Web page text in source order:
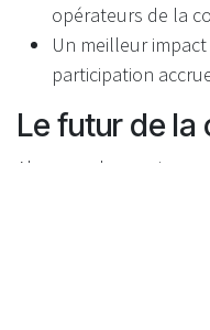
opérateurs de la
Un meilleur
participation
Le futur de la
Alors que la consigne